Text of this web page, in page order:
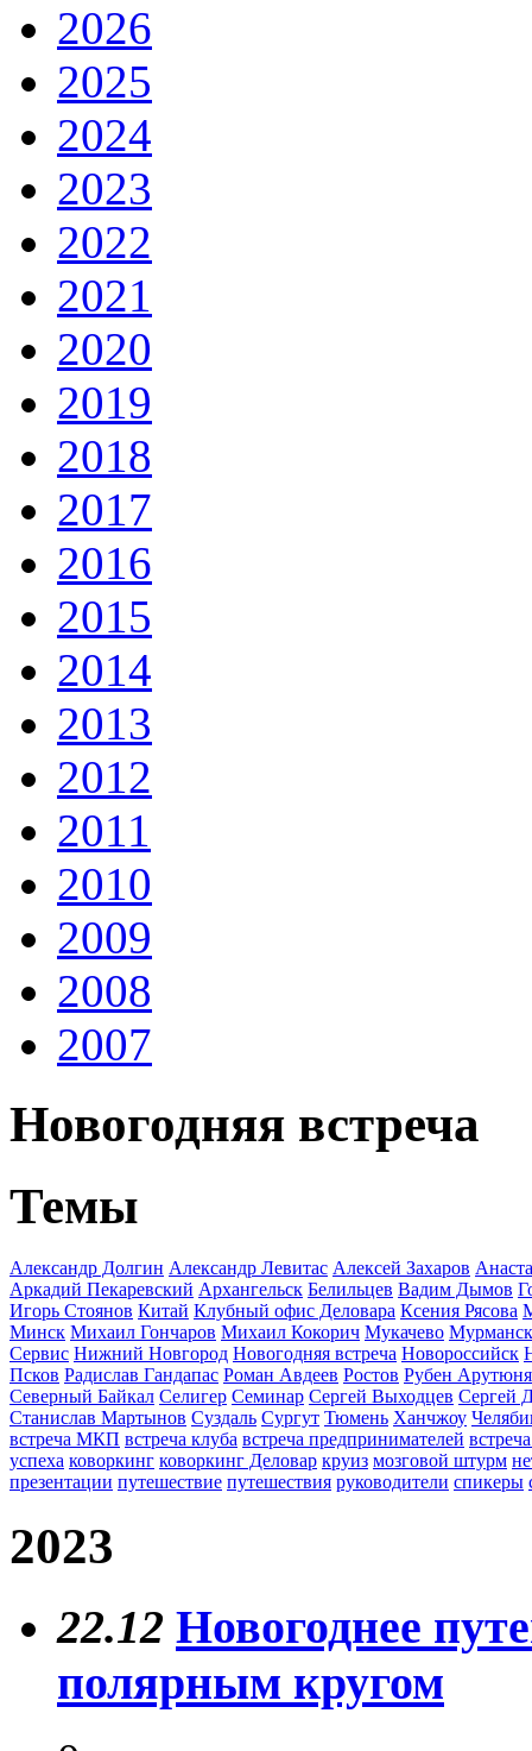
2026
2025
2024
2023
2022
2021
2020
2019
2018
2017
2016
2015
2014
2013
2012
2011
2010
2009
2008
2007
Новогодняя встреча
Темы
Александр Долгин Александр Левитас Алексей Захаров
Аркадий Пекаревский Архангельск Белильцев Вадим Дымов
Игорь Стоянов Китай Клубный офис Деловара Ксения Рясова
Минск Михаил Гончаров Михаил Кокорич Мукачево Мурманск
Сервис Нижний Новгород Новогодняя встреча Новороссийск
Псков Радислав Гандапас Роман Авдеев Ростов Рубен
Северный Байкал Селигер Семинар Сергей Выходцев Сергей
Станислав Мартынов Суздаль Сургут Тюмень Ханчжоу
встреча МКП встреча клуба встреча предпринимателей
успеха коворкинг коворкинг Деловар круиз мозговой штурм
презентации путешествие путешествия руководители спикеры
2023
22.12 Новогоднее
полярным кругом